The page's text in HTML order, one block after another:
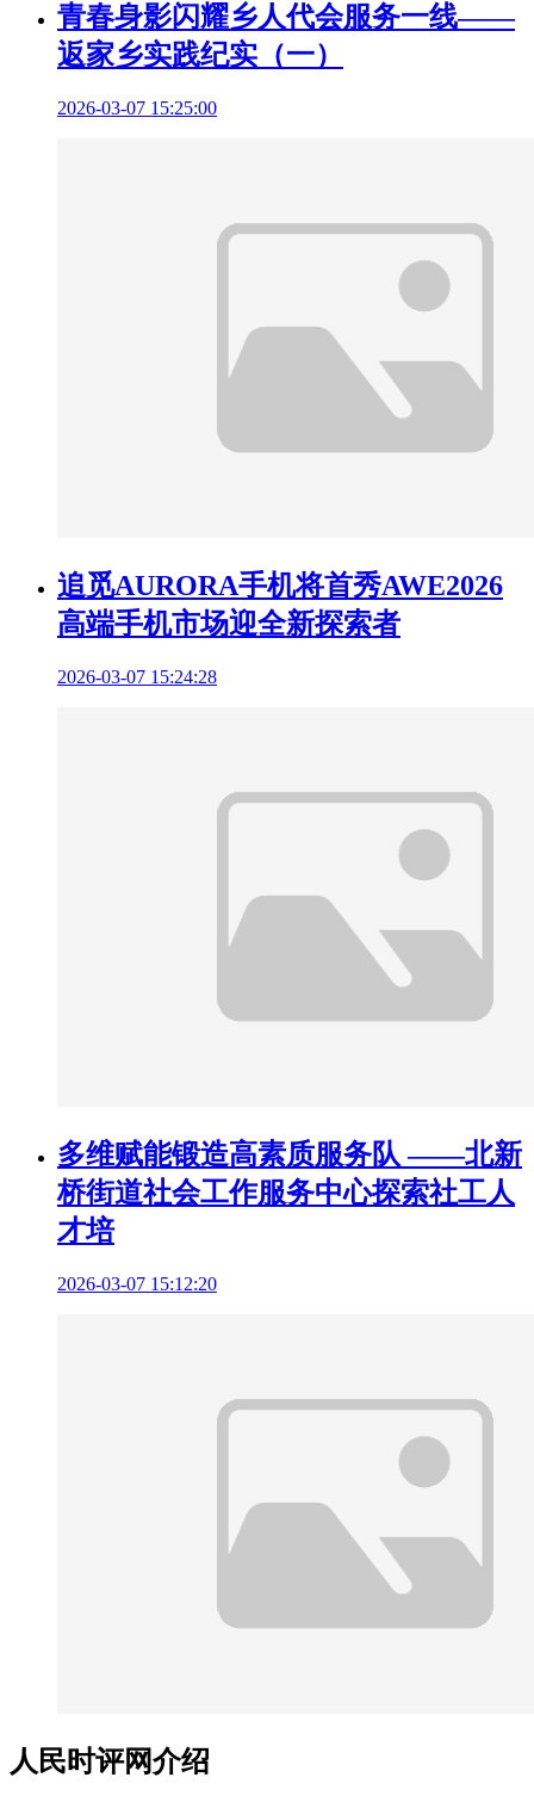
青春身影闪耀乡人代会服务一线——
返家乡实践纪实（一）
2026-03-07 15:25:00
追觅AURORA手机将首秀AWE2026
高端手机市场迎全新探索者
2026-03-07 15:24:28
多维赋能锻造高素质服务队 ——北新
桥街道社会工作服务中心探索社工人
才培
2026-03-07 15:12:20
人民时评网介绍